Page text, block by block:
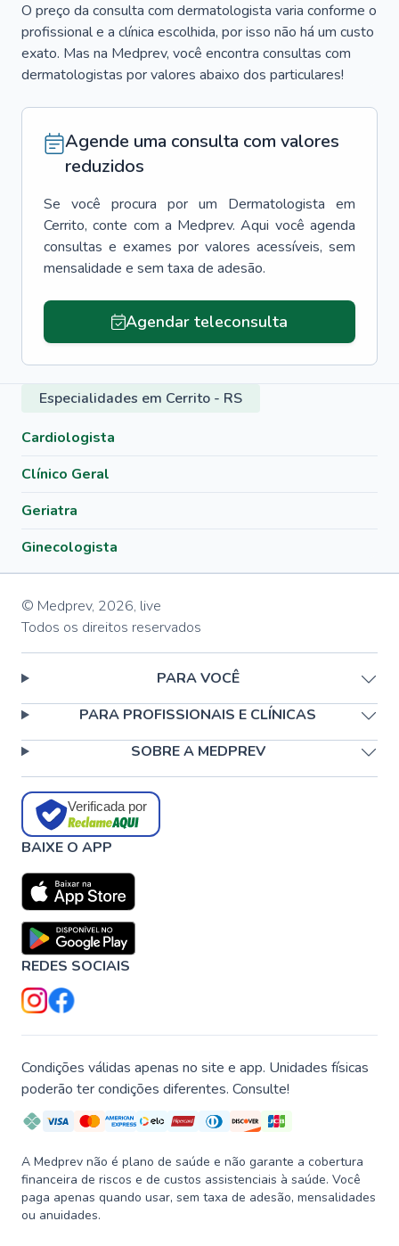
O preço da consulta com dermatologista varia conforme o
profissional e a clínica escolhida, por isso não há um custo
exato. Mas na Medprev, você encontra consultas com
dermatologistas por valores abaixo dos particulares!
Agende uma consulta com valores
reduzidos
Se você procura por um Dermatologista em
Cerrito, conte com a Medprev. Aqui você agenda
consultas e exames por valores acessíveis, sem
mensalidade e sem taxa de adesão.
Agendar teleconsulta
Especialidades em Cerrito - RS
Cardiologista
Clínico Geral
Geriatra
Ginecologista
© Medprev, 2026, live
Todos os direitos reservados
PARA VOCÊ
PARA PROFISSIONAIS E CLÍNICAS
SOBRE A MEDPREV
Verificada por
BAIXE O APP
REDES SOCIAIS
Condições válidas apenas no site e app. Unidades físicas
poderão ter condições diferentes. Consulte!
A Medprev não é plano de saúde e não garante a cobertura
financeira de riscos e de custos assistenciais à saúde. Você
paga apenas quando usar, sem taxa de adesão, mensalidades
ou anuidades.